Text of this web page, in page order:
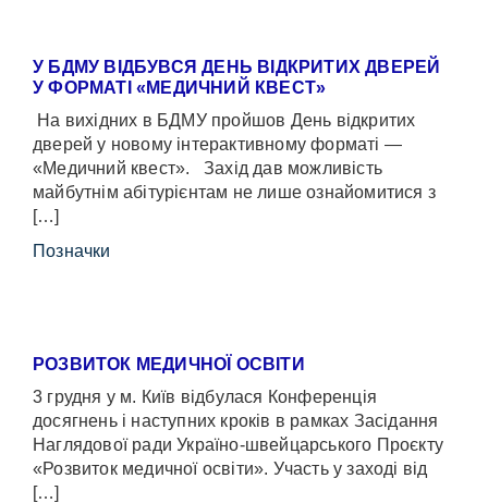
У БДМУ ВІДБУВСЯ ДЕНЬ ВІДКРИТИХ ДВЕРЕЙ
У ФОРМАТІ «МЕДИЧНИЙ КВЕСТ»
На вихідних в БДМУ пройшов День відкритих
дверей у новому інтерактивному форматі —
«Медичний квест». Захід дав можливість
майбутнім абітурієнтам не лише ознайомитися з
[…]
Позначки
РОЗВИТОК МЕДИЧНОЇ ОСВІТИ
3 грудня у м. Київ відбулася Конференція
досягнень і наступних кроків в рамках Засідання
Наглядової ради Україно-швейцарського Проєкту
«Розвиток медичної освіти». Участь у заході від
[…]